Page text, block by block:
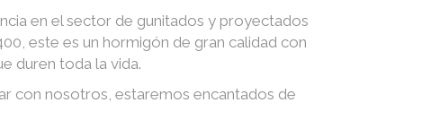
en el sector de gunitados y proyectados
este es un hormigón de gran calidad con
duren toda la vida.
con nosotros, estaremos encantados de